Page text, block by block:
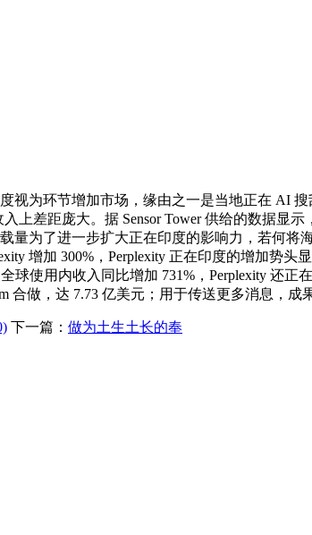
为环节增加市场，缘由之一是当地正在 AI
上差距庞大。据 Sensor Tower 供给的数据显
量为了进一步扩大正在印度的影响力，若何将
增加 300%，Perplexity 正在印度的增加势
球使用内收入同比增加 731%，Perplexity 还
合做，达 7.73 亿美元；用于传送更多消息，成
下一篇： 做为土生土长的奉